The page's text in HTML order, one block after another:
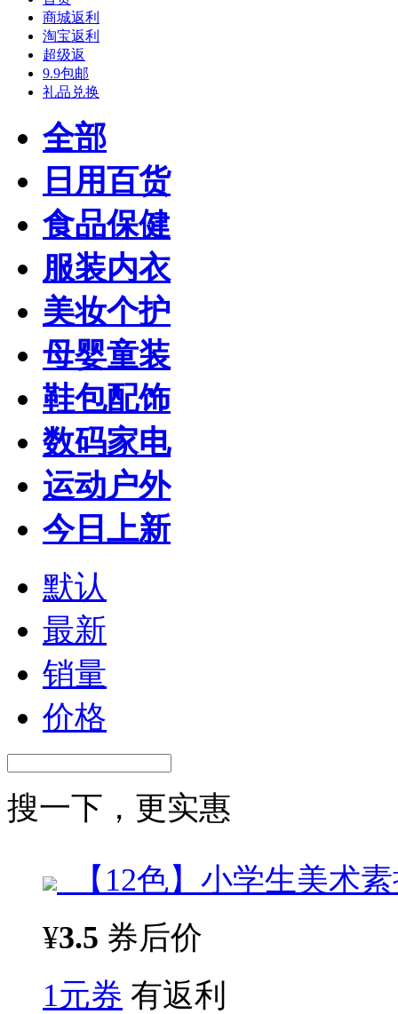
商城返利
淘宝返利
超级返
9.9包邮
礼品兑换
全部
日用百货
食品保健
服装内衣
美妆个护
母婴童装
鞋包配饰
数码家电
运动户外
今日上新
默认
最新
销量
价格
搜一下，更实惠
【12色】小学生美术
¥3.5 券后价
1元券 有返利